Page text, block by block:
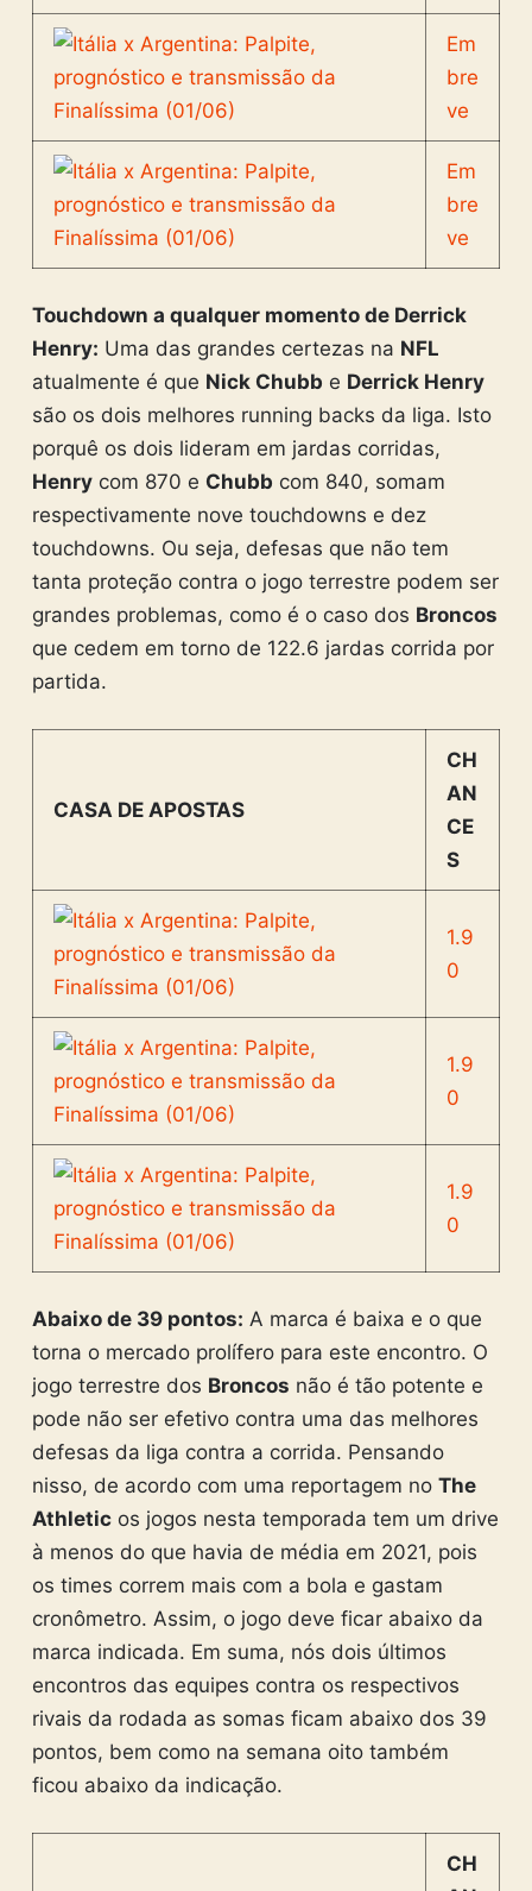
Em
bre
ve
Em
bre
ve
Touchdown a qualquer momento de Derrick
Henry: Uma das grandes certezas na NFL
atualmente é que Nick Chubb e Derrick Henry
são os dois melhores running backs da liga. Isto
porquê os dois lideram em jardas corridas,
Henrycom 870 e Chubb com 840, somam
respectivamente nove touchdowns e dez
touchdowns. Ou seja, defesas que não tem
tanta proteção contra o jogo terrestre podem ser
grandes problemas, como é o caso dos Broncos
que cedem em torno de 122.6 jardas corrida por
partida.
CASA DE APOSTAS
CH
AN
CE
S
1.9
0
1.9
0
1.9
0
Abaixo de 39 pontos: A marca é baixa e o que
torna o mercado prolífero para este encontro. O
jogo terrestre dos Broncos não é tão potente e
pode não ser efetivo contra uma das melhores
defesas da liga contra a corrida. Pensando
nisso, de acordo com uma reportagem no The
Athleticos jogos nesta temporada tem um drive
à menos do que havia de média em 2021, pois
os times correm mais com a bola e gastam
cronômetro. Assim, o jogo deve ficar abaixo da
marca indicada. Em suma, nós dois últimos
encontros das equipes contra os respectivos
rivais da rodada as somas ficam abaixo dos 39
pontos, bem como na semana oito também
ficou abaixo da indicação.
CH